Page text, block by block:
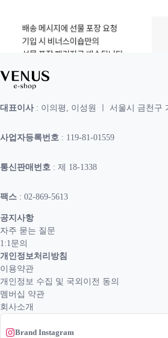
대표이사: 이의평, 이성원 ㅣ 서울시 금천구
사업자등록번호 : 119-81-01559
통신판매번호 : 제 18-1338
팩스 : 02-869-5613
공지사항
자주 묻는 질문
1:1문의
개인정보처리방침
이용약관
개인정보 수집 및 국외이전 동의
멤버십 약관
회사소개
Brand Instagram